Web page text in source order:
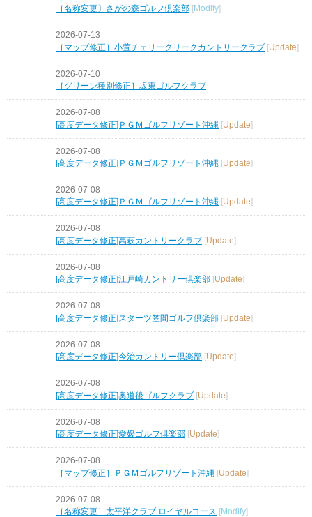
［名称変更〕さがの森ゴルフ倶楽部
Modify
2026-07-13
［マップ修正］小萱チェリークリークカントリークラブ [Update]
2026-07-10
［グリーン種別修正］坂東ゴルフクラブ
2026-07-08
[高度データ修正]ＰＧＭゴルフリゾート沖縄 [Update]
2026-07-08
[高度データ修正]ＰＧＭゴルフリゾート沖縄 [Update]
2026-07-08
[高度データ修正]ＰＧＭゴルフリゾート沖縄 Update
2026-07-08
[高度データ修正]高萩カントリークラブ [Update]
2026-07-08
[高度データ修正]江戸崎カントリー倶楽部 Update
2026-07-08
[高度データ修正]スターツ笠間ゴルフ倶楽部 [Update]
2026-07-08
[高度データ修正]今治カントリー倶楽部 Update
2026-07-08
[高度データ修正]奥道後ゴルフクラブ [Update]
2026-07-08
[高度データ修正]愛媛ゴルフ倶楽部 Update
2026-07-08
［マップ修正］ＰＧＭゴルフリゾート沖縄 [Update]
2026-07-08
［名称変更］太平洋クラブ ロイヤルコース [Modify]